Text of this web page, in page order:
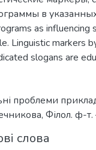
в
as influencing
Linguistic markers
slogans are
проблеми
Філол. ф-
слова